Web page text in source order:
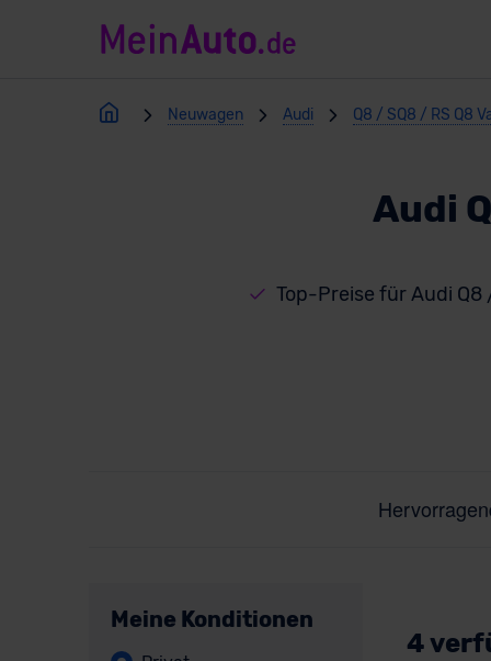
Neuwagen Audi Q8 / SQ8 / RS Q8
Audi
Top-Preise für Audi Q8
Meine Konditionen
4